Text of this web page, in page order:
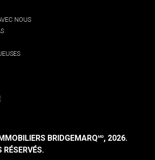
NOUS
BRIDGEMARQMD, 2026.